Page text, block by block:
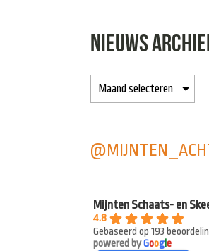
NIEUWS
Mijnten Schaats- en
4.8
Gebaseerd op 193
powered byGoogle